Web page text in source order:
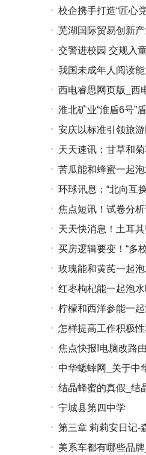
校企携手打造“匠心
芜湖国际贸易创新
交警进校园 交规入
我国未成年人阅读
西电睿思网页版_西
淮北矿业“淮盾6号”
安庆以标准引领旅
天天速讯：甘草和
苦瓜能和蜂蜜一起
环球讯息：“北向互
焦点短讯！试卷分
天天快消息！土耳
买房逻辑要变！“多
玫瑰能和黄芪一起
红枣枸杞能一起泡
柠檬和西洋参能一
怎样提高工作积极
焦点快报!电脑改路
中华蟋蟀网_关于中
结晶蜂蜜的真假_结
宁城县第四中学
第三章 莉莉安日记-
美系车都有哪些品